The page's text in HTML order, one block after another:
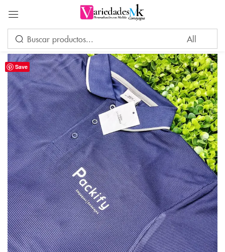
Save
Acceder
Por favor, introduce una respuesta en dígitos:
12 + diecinueve =
Recuérdame ¿Ha perdido su contraseña?
INICIAR SESIÓN
CREAR UNA CUENTA